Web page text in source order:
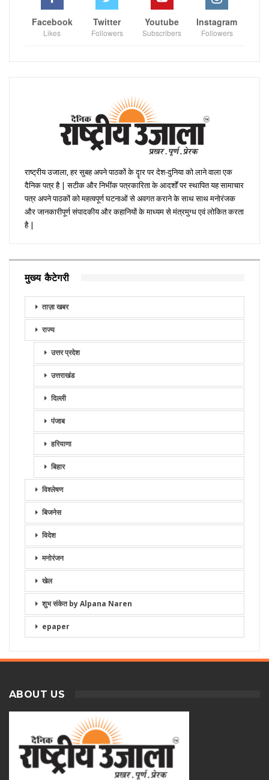
Facebook
Likes
Twitter
Followers
Youtube
Subscribers
Instagram
Followers
राष्ट्रीय उजाला, हर सुबह अपने पाठकों के दॄार पर देश-दुनिया को लाने वाला एक
दैनिक पत्र है | सटीक और निभींक पत्रकारिता के आदर्शों पर स्थापित यह सामाचार
पत्र अपने पाठकों को महत्वपूर्ण घटनाओं से अवगत कराने के साथ साथ मनोरंजक
और जानकारीपूर्ण संपादकीय और कहानियों के माध्यम से मंत्रमुग्ध एवं लोकित करता
है |
मुख्य कैटेगरी
ताज़ा खबर
राज्य
उत्तर प्रदेश
उत्तराखंड
दिल्ली
पंजाब
हरियाणा
बिहार
विश्लेषण
बिजनेस
विदेश
मनोरंजन
खेल
शुभ संकेत by Alpana Naren
epaper
ABOUT US